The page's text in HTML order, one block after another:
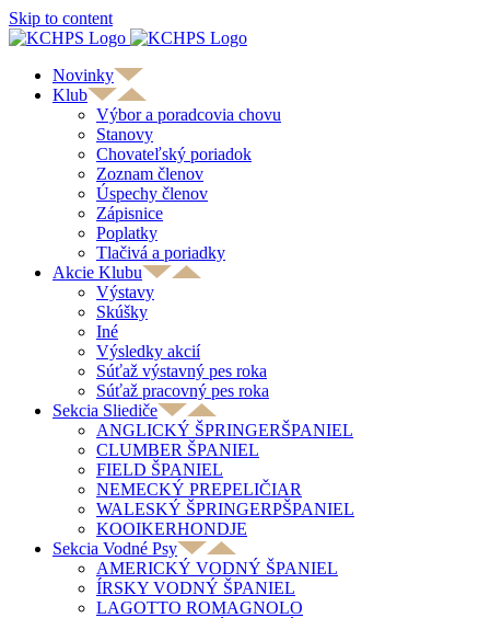
Skip to content
Novinky
Klub
Výbor a poradcovia chovu
Stanovy
Chovateľský poriadok
Zoznam členov
Úspechy členov
Zápisnice
Poplatky
Tlačivá a poriadky
Akcie Klubu
Výstavy
Skúšky
Iné
Výsledky akcií
Súťaž výstavný pes roka
Súťaž pracovný pes roka
Sekcia Sliediče
ANGLICKÝ ŠPRINGERŠPANIEL
CLUMBER ŠPANIEL
FIELD ŠPANIEL
NEMECKÝ PREPELIČIAR
WALESKÝ ŠPRINGERPŠPANIEL
KOOIKERHONDJE
Sekcia Vodné Psy
AMERICKÝ VODNÝ ŠPANIEL
ÍRSKY VODNÝ ŠPANIEL
LAGOTTO ROMAGNOLO